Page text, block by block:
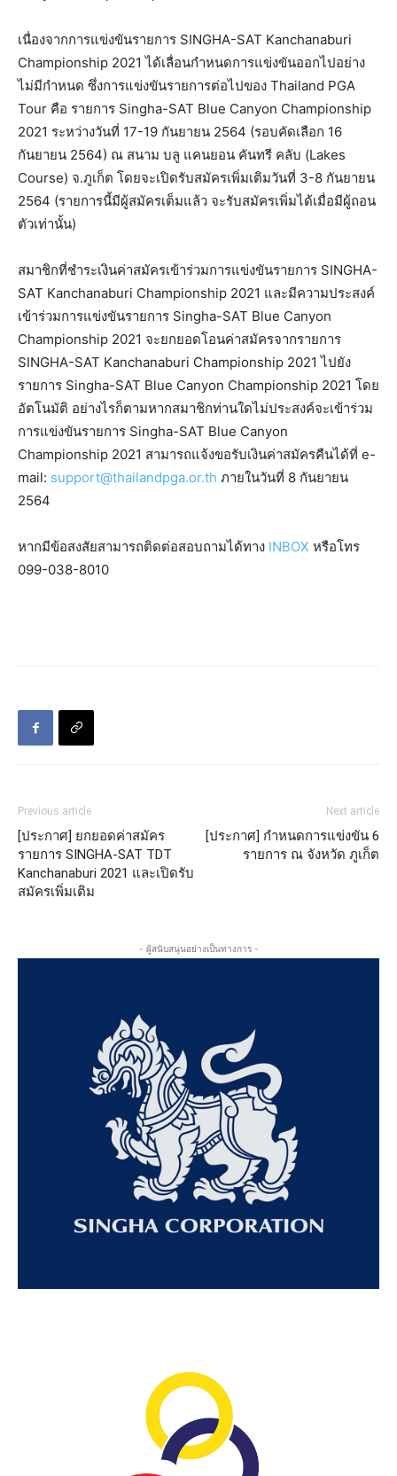
เนื่องจากการแข่งขันรายการ SINGHA-SAT Kanchanaburi
Championship 2021 ได้เลื่อนกำหนดการแข่งขันออกไปอย่าง
ไม่มีกำหนด ซึ่งการแข่งขันรายการต่อไปของ Thailand PGA
Tour คือ รายการ Singha-SAT Blue Canyon Championship
2021 ระหว่างวันที่ 17-19 กันยายน 2564 (รอบคัดเลือก 16
กันยายน 2564) ณ สนาม บลู แคนยอน คันทรี คลับ (Lakes
Course) จ.ภูเก็ต โดยจะเปิดรับสมัครเพิ่มเติมวันที่ 3-8 กันยายน
2564 (รายการนี้มีผู้สมัครเต็มแล้ว จะรับสมัครเพิ่มได้เมื่อมีผู้ถอน
ตัวเท่านั้น)
สมาชิกที่ชำระเงินค่าสมัครเข้าร่วมการแข่งขันรายการ SINGHA-
SAT Kanchanaburi Championship 2021 และมีความประสงค์
เข้าร่วมการแข่งขันรายการ Singha-SAT Blue Canyon
Championship 2021 จะยกยอดโอนค่าสมัครจากรายการ
SINGHA-SAT Kanchanaburi Championship 2021 ไปยัง
รายการ Singha-SAT Blue Canyon Championship 2021 โดย
อัตโนมัติ อย่างไรก็ตามหากสมาชิกท่านใดไม่ประสงค์จะเข้าร่วม
การแข่งขันรายการ Singha-SAT Blue Canyon
Championship 2021 สามารถแจ้งขอรับเงินค่าสมัครคืนได้ที่ e-
mail: support@thailandpga.or.th ภายในวันที่ 8 กันยายน
2564
หากมีข้อสงสัยสามารถติดต่อสอบถามได้ทาง INBOX หรือโทร
099-038-8010
Previous article
[ประกาศ] ยกยอดค่าสมัคร
รายการ SINGHA-SAT TDT
Kanchanaburi 2021 และเปิดรับ
สมัครเพิ่มเติม
Next article
[ประกาศ] กำหนดการแข่งขัน 6
รายการ ณ จังหวัด ภูเก็ต
- ผู้สนับสนุนอย่างเป็นทางการ -